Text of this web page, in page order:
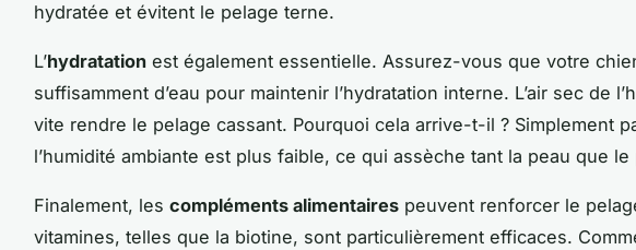
hydratée et évitent le pelage terne.
L’hydratation est également essentielle. Assurez-vous que votre
suffisamment d’eau pour maintenir l’hydratation interne. L’air sec de
vite rendre le pelage cassant. Pourquoi cela arrive-t-il ? Simplement
l’humidité ambiante est plus faible, ce qui assèche tant la peau que le
Finalement, les compléments alimentaires peuvent renforcer le
vitamines, telles que la biotine, sont particulièrement efficaces.